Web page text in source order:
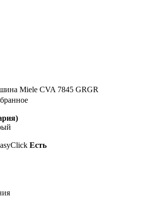
Miele CVA 7845 GRGR
Есть